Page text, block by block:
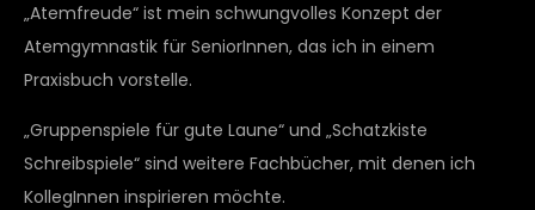
„Atemfreude“ ist mein schwungvolles Konzept der
Atemgymnastik für SeniorInnen, das ich in einem
Praxisbuch vorstelle.
„Gruppenspiele für gute Laune“ und „Schatzkiste
Schreibspiele“ sind weitere Fachbücher, mit denen ich
KollegInnen inspirieren möchte.